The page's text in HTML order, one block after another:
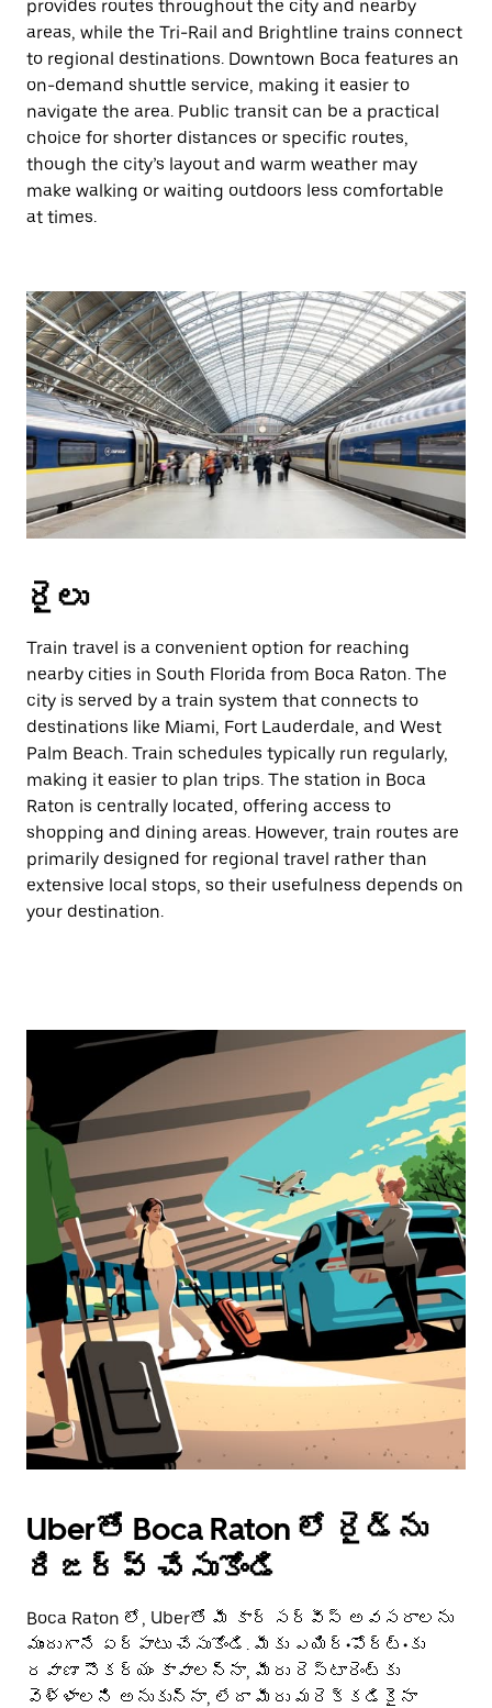
provides routes throughout the city and nearby
areas, while the Tri-Rail and Brightline trains connect
to regional destinations. Downtown Boca features an
on-demand shuttle service, making it easier to
navigate the area. Public transit can be a practical
choice for shorter distances or specific routes,
though the city’s layout and warm weather may
make walking or waiting outdoors less comfortable
at times.
రైలు
Train travel is a convenient option for reaching
nearby cities in South Florida from Boca Raton. The
city is served by a train system that connects to
destinations like Miami, Fort Lauderdale, and West
Palm Beach. Train schedules typically run regularly,
making it easier to plan trips. The station in Boca
Raton is centrally located, offering access to
shopping and dining areas. However, train routes are
primarily designed for regional travel rather than
extensive local stops, so their usefulness depends on
your destination.
Uberతో Boca Raton లో రైడ్‌ను
రిజర్వ్ చేసుకోండి
Boca Raton లో, Uberతో మీ కార్ సర్వీస్ అవసరాలను
ముందుగానే ఏర్పాటు చేసుకోండి. మీకు ఎయిర్•పోర్ట్•కు
రవాణా సౌకర్యం కావాలన్నా, మీరు రెస్టారెంట్‌కు
వెళ్ళాలని అనుకున్నా, లేదా మీరు మరెక్కడికైనా